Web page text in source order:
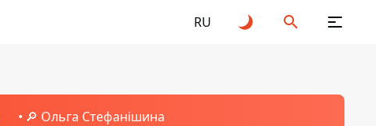
RU
🔎 Ольга Стефанішина